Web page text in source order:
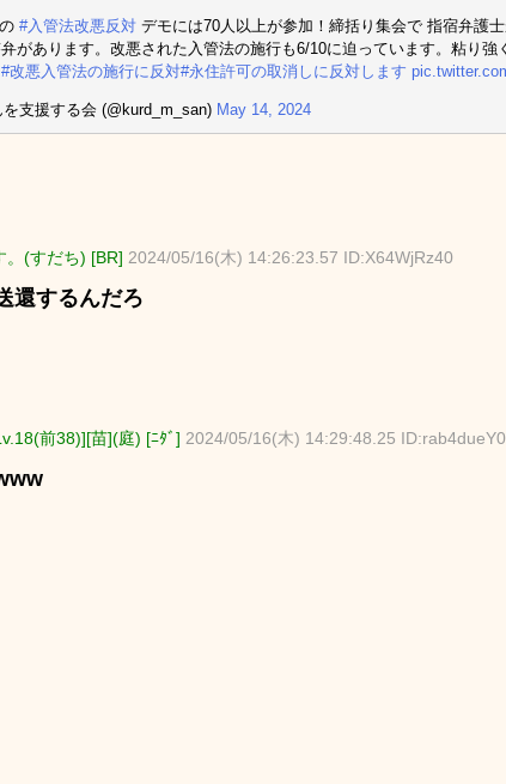
の #入管法改悪反対 デモには70人以上が参加！締括り集会で 指宿弁護
があります。改悪された入管法の施行も6/10に迫っています。粘り強
#改悪入管法の施行に反対#永住許可の取消しに反対します
支援する会 (@kurd_m_san) May 14, 2024
。(すだち) [BR] 2024/05/16(木) 14:26:23.57 ID:X64WjRz40
還するんだろ
前38)][苗](庭) [ﾆﾀﾞ] 2024/05/16(木) 14:29:48.25 ID:rab4dueY0